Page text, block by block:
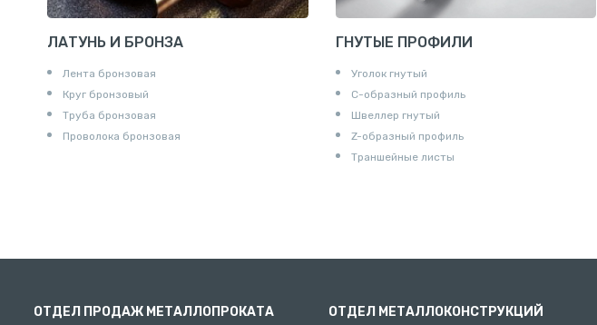
ЛАТУНЬ И БРОНЗА
Лента бронзовая
Круг бронзовый
Труба бронзовая
Проволока бронзовая
ГНУТЫЕ ПРОФИЛИ
Уголок гнутый
С-образный профиль
Швеллер гнутый
Z-образный профиль
Траншейные листы
ОТДЕЛ ПРОДАЖ МЕТАЛЛОПРОКАТА ОТДЕЛ МЕТАЛЛОКОНСТРУКЦИЙ